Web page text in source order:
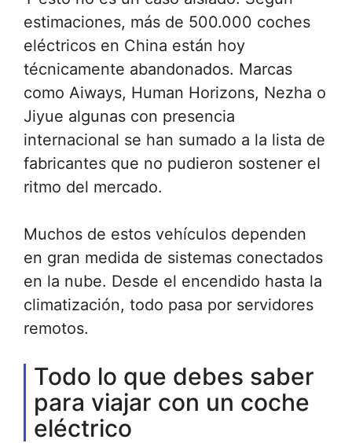
estimaciones, más de 500.000 coches
eléctricos en China están hoy
técnicamente abandonados. Marcas
como Aiways, Human Horizons, Nezha o
Jiyue algunas con presencia
internacional se han sumado a la lista de
fabricantes que no pudieron sostener el
ritmo del mercado.
Muchos de estos vehículos dependen
en gran medida de sistemas conectados
en la nube. Desde el encendido hasta la
climatización, todo pasa por servidores
remotos.
Todo lo que debes saber
para viajar con un coche
eléctrico